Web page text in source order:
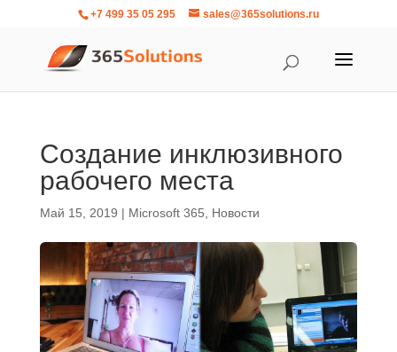
+7 499 35 05 295 sales@365solutions.ru
Создание инклюзивного
рабочего места
Май 15, 2019 | Microsoft 365 Новости